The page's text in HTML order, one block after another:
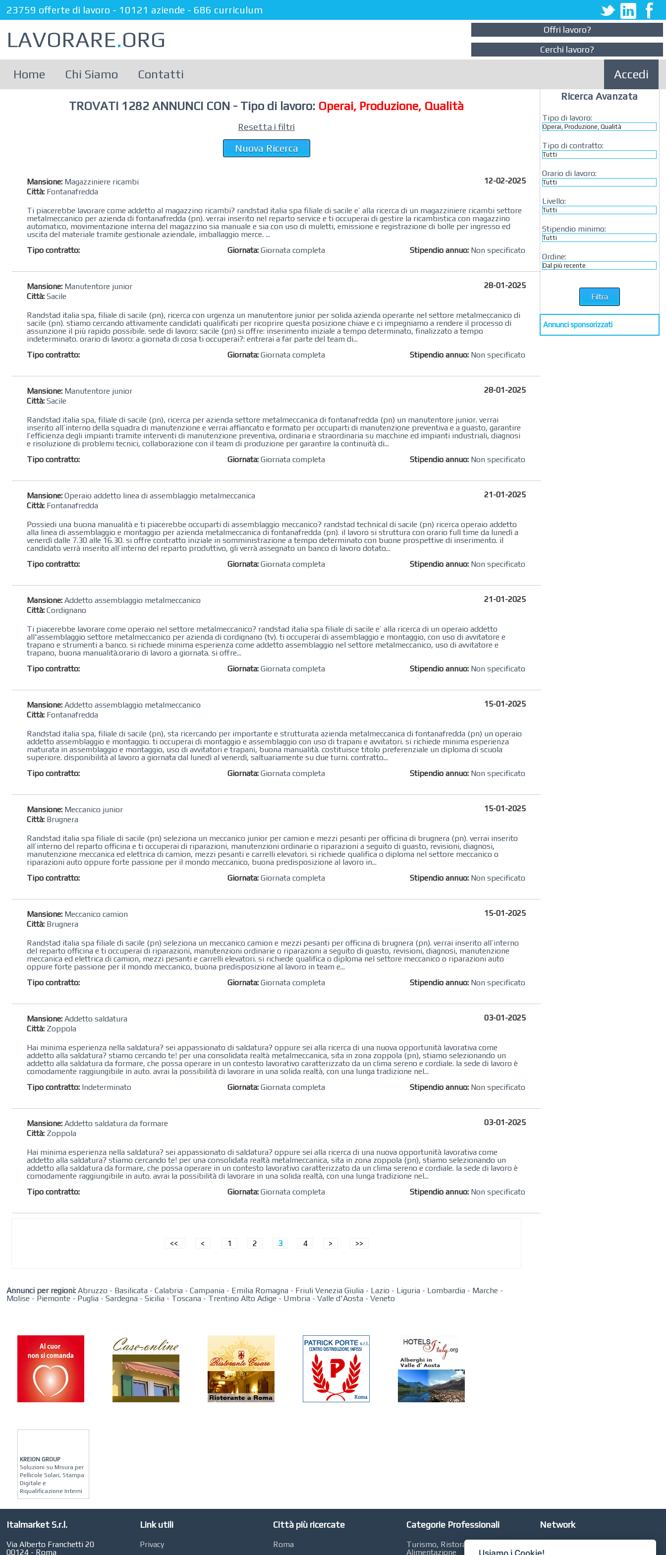
23759 offerte di lavoro - 10121 aziende - 686 curriculum
LAVORARE.ORG
Offri lavoro?
Cerchi lavoro?
Home Chi Siamo Contatti Accedi
TROVATI 1282 ANNUNCI CON - Tipo di lavoro: Operai, Produzione, Qualità
Resetta i filtri
Nuova Ricerca
Mansione: Magazziniere ricambi
Città: Fontanafredda
12-02-2025
Ti piacerebbe lavorare come addetto al magazzino ricambi? randstad‌ ‌italia‌ ‌spa‌ ‌filiale di sacile ‌e’‌ ‌alla‌ ‌ricerca‌ ‌di‌ un magazziniere ricambi settore
metalmeccanico per azienda di fontanafredda (pn). verrai inserito nel reparto service e ti occuperai di gestire la ricambistica con magazzino
automatico, movimentazione interna del magazzino sia manuale e sia con uso di muletti, emissione e registrazione di bolle per ingresso ed
uscita del materiale tramite gestionale aziendale, imballaggio merce. ...
Tipo contratto:
Giornata: Giornata completa Stipendio annuo: Non specificato
Mansione: Manutentore junior
Città: Sacile
28-01-2025
Randstad italia spa, filiale di sacile (pn), ricerca con urgenza un manutentore junior per solida azienda operante nel settore metalmeccanico di ​
sacile (pn). stiamo cercando attivamente candidati qualificati per ricoprire questa posizione chiave e ci impegniamo a rendere il processo di
assunzione il più rapido possibile. sede di lavoro: ​sacile (pn) si offre: inserimento iniziale a tempo determinato, finalizzato a tempo
indeterminato. orario di lavoro: a giornata di cosa ti occuperai?: entrerai a far parte del team di...
Tipo contratto:
Giornata: Giornata completa Stipendio annuo: Non specificato
Mansione: Manutentore junior
Città: Sacile
28-01-2025
Randstad italia spa, filiale di sacile (pn), ricerca per azienda settore metalmeccanica di fontanafredda (pn) un manutentore junior. verrai
inserito all’interno della squadra di manutenzione e verrai affiancato e formato per occuparti di manutenzione preventiva e a guasto, garantire
l’efficienza degli impianti tramite interventi di manutenzione preventiva, ordinaria e straordinaria su macchine ed impianti industriali, diagnosi
e risoluzione di problemi tecnici, collaborazione con il team di produzione per garantire la continuità di...
Tipo contratto:
Giornata: Giornata completa Stipendio annuo: Non specificato
Mansione: Operaio addetto linea di assemblaggio metalmeccanica
Città: Fontanafredda
21-01-2025
Possiedi una buona manualità e ti piacerebbe occuparti di assemblaggio meccanico? randstad technical di sacile (pn) ricerca operaio addetto
alla linea di assemblaggio e montaggio per azienda metalmeccanica di fontanafredda (pn). il lavoro si struttura con orario full time da lunedì a
venerdì dalle 7.30 alle 16.30. si offre contratto iniziale in somministrazione a tempo determinato con buone prospettive di inserimento. il
candidato verrà inserito all’interno del reparto produttivo, gli verrà assegnato un banco di lavoro dotato...
Tipo contratto:
Giornata: Giornata completa Stipendio annuo: Non specificato
Mansione: Addetto assemblaggio metalmeccanico
Città: Cordignano
21-01-2025
Ti piacerebbe lavorare come operaio nel settore metalmeccanico? randstad‌ ‌italia‌ ‌spa‌ ‌filiale di sacile ‌e’‌ ‌alla‌ ‌ricerca‌ ‌di‌ un operaio ​addetto
all'assemblaggio settore metalmeccanico per azienda di ​cordignano (tv). ti occuperai di assemblaggio e montaggio, con uso di avvitatore e
trapano​ e strumenti a banco. si richiede minima esperienza ​come addetto assemblaggio nel settore metalmeccanico, uso di avvitatore e
trapano, buona manualità. ​orario di lavoro a giornata. si offre...
Tipo contratto:
Giornata: Giornata completa Stipendio annuo: Non specificato
Mansione: Addetto assemblaggio metalmeccanico
Città: Fontanafredda
15-01-2025
Randstad italia spa, filiale di sacile (pn), sta ricercando per importante e strutturata azienda metalmeccanica di fontanafredda (pn) un operaio
addetto assemblaggio e montaggio. ti occuperai di montaggio e assemblaggio con uso di trapani e avvitatori. si richiede minima esperienza
maturata in assemblaggio e montaggio, uso di avvitatori e trapani, buona manualità. costituisce titolo preferenziale un diploma di scuola
superiore. disponibilità al lavoro a giornata dal lunedì al venerdì, saltuariamente su due turni. contratto...
Tipo contratto:
Giornata: Giornata completa Stipendio annuo: Non specificato
Mansione: Meccanico junior
Città: Brugnera
15-01-2025
Randstad italia spa filiale di sacile (pn) seleziona un meccanico junior per ​camion e mezzi pesanti per officina di brugnera (pn). verrai inserito
all’interno del reparto officina ​e ti occuperai di riparazioni​, manutenzioni​ ordinarie o riparazioni a seguito di guasto, revisioni, diagnosi,
manutenzione meccanica ed elettrica di ​camion, mezzi pesanti e carrelli elevatori. si richiede qualifica o diploma nel settore meccanico o
riparazioni auto oppure forte passione per il mondo meccanico, buona predisposizione al lavoro in...
Tipo contratto:
Giornata: Giornata completa Stipendio annuo: Non specificato
Mansione: Meccanico camion
Città: Brugnera
15-01-2025
Randstad italia spa filiale di sacile (pn) seleziona un meccanico ​camion e mezzi pesanti per officina di brugnera (pn). verrai inserito all’interno
del reparto officina ​e ti occuperai di riparazioni​, manutenzioni​ ordinarie o riparazioni a seguito di guasto, revisioni, diagnosi, manutenzione
meccanica ed elettrica di ​camion, mezzi pesanti e carrelli elevatori. si richiede qualifica o diploma nel settore meccanico o riparazioni auto
oppure forte passione per il mondo meccanico, buona predisposizione al lavoro in team e...
Tipo contratto:
Giornata: Giornata completa Stipendio annuo: Non specificato
Mansione: Addetto saldatura
Città: Zoppola
03-01-2025
Hai minima esperienza nella saldatura? sei appassionato di saldatura? oppure sei alla ricerca di una nuova opportunità lavorativa come
addetto alla saldatura? stiamo cercando te! per una consolidata realtà metalmeccanica, sita in zona zoppola (pn), stiamo selezionando un
addetto alla saldatura da formare, che possa operare in un contesto lavorativo caratterizzato da un clima sereno e cordiale. la sede di lavoro è
comodamente raggiungibile in auto. avrai la possibilità di lavorare in una solida realtà, con una lunga tradizione nel...
Tipo contratto: Indeterminato Giornata: Giornata completa Stipendio annuo: Non specificato
Mansione: Addetto saldatura da formare
Città: Zoppola
03-01-2025
Hai minima esperienza nella saldatura? sei appassionato di saldatura? oppure sei alla ricerca di una nuova opportunità lavorativa come
addetto alla saldatura? stiamo cercando te! per una consolidata realtà metalmeccanica, sita in zona zoppola (pn), stiamo selezionando un
addetto alla saldatura da formare, che possa operare in un contesto lavorativo caratterizzato da un clima sereno e cordiale. la sede di lavoro è
comodamente raggiungibile in auto. avrai la possibilità di lavorare in una solida realtà, con una lunga tradizione nel...
Tipo contratto:
Giornata: Giornata completa Stipendio annuo: Non specificato
<< < 1 2 3 4 > >>
Annunci per regioni: Abruzzo - Basilicata -Calabria -Campania - Emilia Romagna - Friuli Venezia Giulia - Lazio - Liguria - Lombardia - Marche -
Molise - Piemonte - Puglia -Sardegna -Sicilia - Toscana - Trentino Alto Adige - Umbria -Valle d'Aosta -Veneto
KREION GROUP
Soluzioni su Misura per
Pellicole Solari, Stampa
Digitale e
Riqualificazione Interni
Vendita Arredo per
Giardino a Roma
STUDIO MICCI
Antonella Micci,
Ricerca Avanzata
Tipo di lavoro:
Tipo di contratto:
Orario di lavoro:
Livello:
Stipendio minimo:
Ordine:
Annunci sponsorizzati
Italmarket S.r.l.
Via Alberto Franchetti 20
00124 - Roma
Link utili
Privacy
Città più ricercate
Roma
Categorie Professionali
Turismo, Ristorazione,
Alimentazione
Network